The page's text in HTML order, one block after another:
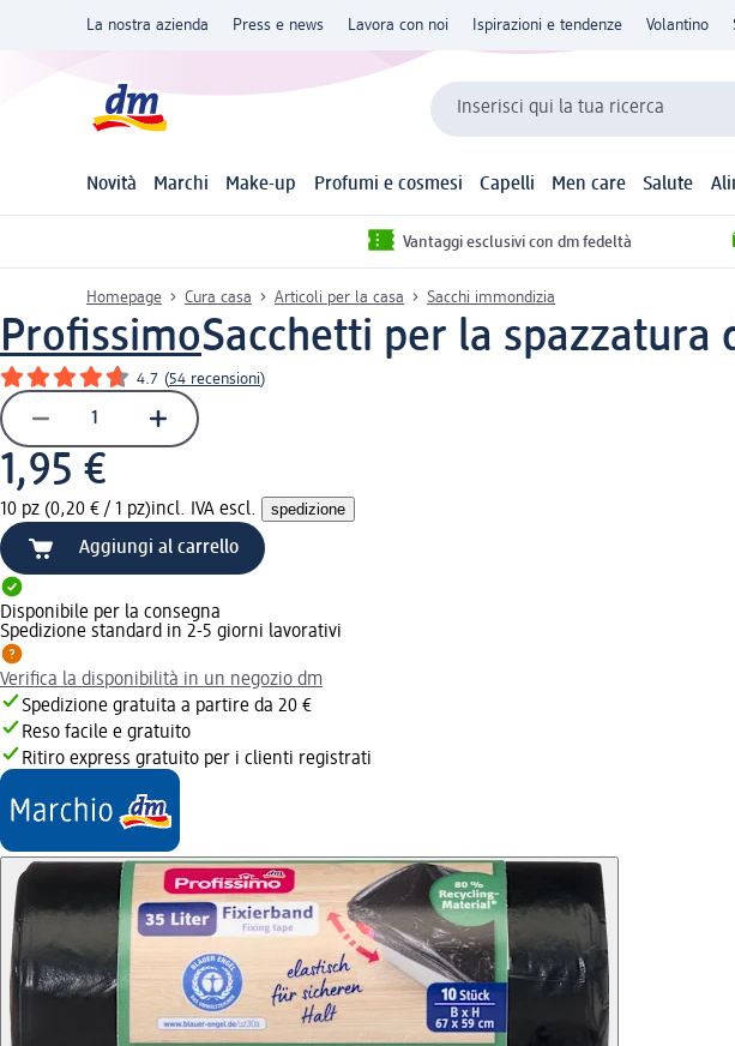
La nostra azienda Press e news Lavora con noi Ispirazioni e tendenze Volantino
Inserisci qui la tua ricerca
Novità Marchi Make-up Profumi e cosmesi Capelli Men care Salute
Vantaggi esclusivi con dm fedeltà
Homepage Cura casa Articoli per la casa Sacchi immondizia
ProfissimoSacchetti per la spazzatura
4.7 (54 recensioni)
1,95 €
10 pz (0,20 € / 1 pz)incl. IVA escl. spedizione
Aggiungi al carrello
Disponibile per la consegna
Spedizione standard in 2-5 giorni lavorativi
Verifica la disponibilità in un negozio dm
Spedizione gratuita a partire da 20 €
Reso facile e gratuito
Ritiro express gratuito per i clienti registrati